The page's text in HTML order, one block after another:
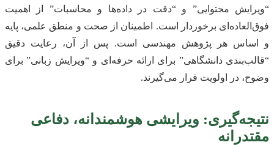
“ویرایش محتوایی” و “دقت در داده‌ها و محاسبات” از اهمیت
فوق‌العاده‌ای برخوردار است. اطمینان از صحت و منطق علمی، پایه
و اساس هر پژوهش مهندسی است. پس از آن، رعایت دقیق
“قالب‌بندی دانشگاهی” برای ارائه حرفه‌ای و “ویرایش زبانی” برای
وضوح، در اولویت قرار می‌گیرند.
نتیجه‌گیری: ویرایشی هوشمندانه، دفاعی
مقتدرانه